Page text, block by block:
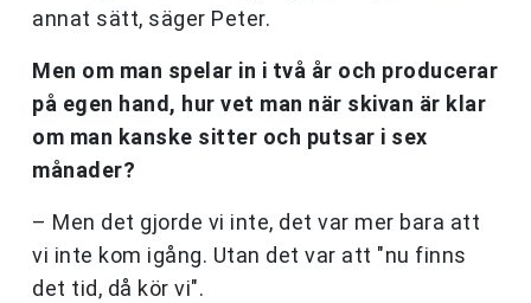
annat sätt, säger Peter.
Men om man spelar in i två år och producerar
på egen hand, hur vet man när skivan är klar
om man kanske sitter och putsar i sex
månader?
– Men det gjorde vi inte, det var mer bara att
vi inte kom igång. Utan det var att "nu finns
det tid, då kör vi".